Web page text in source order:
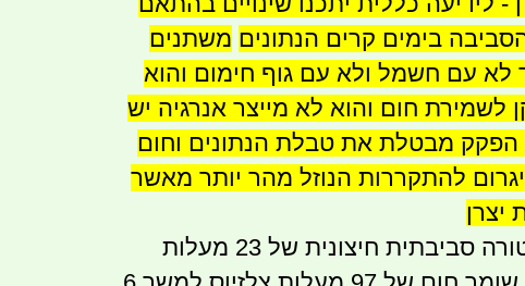
בימים קרים הנתונים משתנים
לא עם חשמל ולא עם גוף חימום והוא
לשמירת חום והוא לא מייצר אנרגיה יש
הפקק מבטלת את טבלת הנתונים וחום
להתקררות הנוזל מהר יותר מאשר
יצרן
בתנאי טמפרטורה סביבתית חיצונית של 23 מעלות